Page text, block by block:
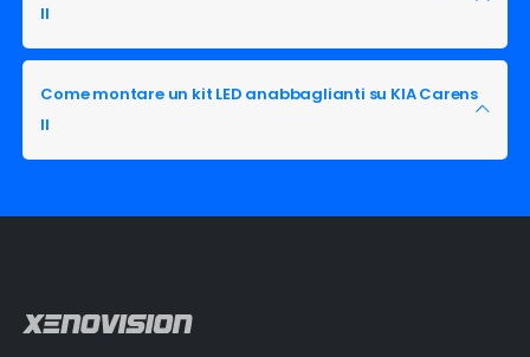
II
Come montare un kit LED anabbaglianti su KIA Carens
II